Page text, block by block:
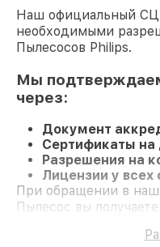
Наш официальный СЦ
необходимыми
Пылесосов Philips.
Мы
через:
Документ
Сертификаты на
Разрешения на
Лицензии у всех
При обращении в наш
Пылесос вы